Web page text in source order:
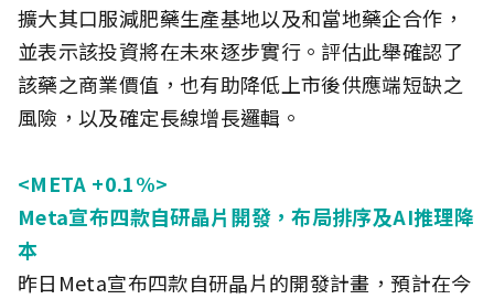
擴大其口服減肥藥生產基地以及和當地藥企合作，
並表示該投資將在未來逐步實行。評估此舉確認了
該藥之商業價值，也有助降低上市後供應端短缺之
風險，以及確定長線增長邏輯。
<META +0.1%>
Meta宣布四款自研晶片開發，布局排序及AI推理降
本
昨日Meta宣布四款自研晶片的開發計畫，預計在今